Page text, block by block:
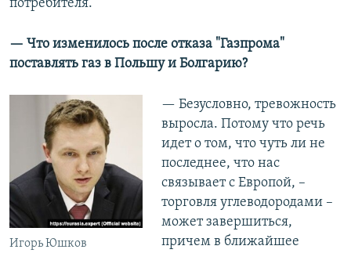
потребителя.
— Что изменилось после отказа "Газпрома"
поставлять газ в Польшу и Болгарию?
Игорь Юшков
— Безусловно, тревожность
выросла. Потому что речь
идет о том, что чуть ли не
последнее, что нас
связывает с Европой, –
торговля углеводородами –
может завершиться,
причем в ближайшее